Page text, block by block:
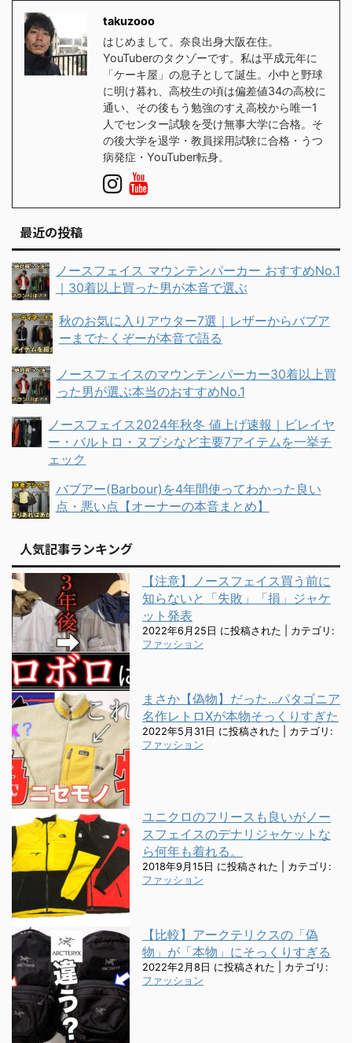
takuzooo
はじめまして。奈良出身大阪在住。
YouTuberのタクゾーです。私は平成元年に
「ケーキ屋」の息子として誕生。小中と野球
に明け暮れ、高校生の頃は偏差値34の高校に
通い、その後もう勉強のすえ高校から唯一1
人でセンター試験を受け無事大学に合格。そ
の後大学を退学・教員採用試験に合格・うつ
病発症・YouTuber転身。
最近の投稿
ノースフェイス マウンテンパーカー おすすめNo.1
｜30着以上買った男が本音で選ぶ
秋のお気に入りアウター7選｜レザーからバブア
ーまでたくぞーが本音で語る
ノースフェイスのマウンテンパーカー30着以上買
った男が選ぶ本当のおすすめNo.1
ノースフェイス2024年秋冬 値上げ速報｜ビレイヤ
ー・バルトロ・ヌプシなど主要7アイテムを一挙チ
ェック
バブアー(Barbour)を4年間使ってわかった良い
点・悪い点【オーナーの本音まとめ】
人気記事ランキング
【注意】ノースフェイス買う前に
知らないと「失敗」「損」ジャケ
ット発表
2022年6月25日 に投稿された
カテゴリ:
ファッション
まさか【偽物】だった...パタゴニア
名作レトロXが本物そっくりすぎた
2022年5月31日 に投稿された
カテゴリ:
ファッション
ユニクロのフリースも良いがノー
スフェイスのデナリジャケットな
ら何年も着れる。
2018年9月15日 に投稿された
カテゴリ:
ファッション
【比較】アークテリクスの「偽
物」が「本物」にそっくりすぎる
2022年2月8日 に投稿された
カテゴリ:
ファッション